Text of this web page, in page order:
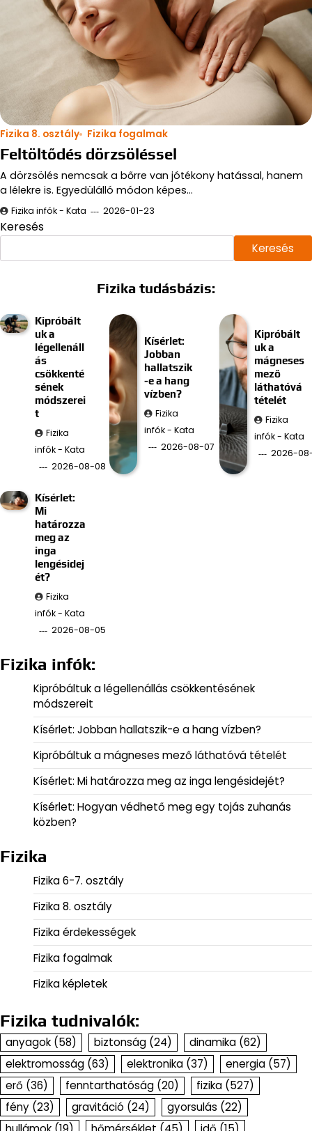
Fizika 8. osztály Fizika fogalmak
Feltöltődés dörzsöléssel
A dörzsölés nemcsak a bőrre van jótékony hatással, hanem
a lélekre is. Egyedülálló módon képes…
Fizika infók - Kata 2026-01-23
Keresés
Keresés
Fizika tudásbázis:
Kipróbált
uk a
légellenáll
ás
csökkenté
sének
módszerei
t
Fizika
infók - Kata
2026-08-08
Kísérlet:
Jobban
hallatszik
-e a hang
vízben?
Fizika
infók - Kata
2026-08-07
Kipróbált
uk a
mágneses
mező
láthatóvá
tételét
Fizika
infók - Kata
2026-
Kísérlet:
Mi
határozza
meg az
inga
lengésidej
ét?
Fizika
infók - Kata
2026-08-05
Fizika infók:
Kipróbáltuk a légellenállás csökkentésének
módszereit
Kísérlet: Jobban hallatszik-e a hang vízben?
Kipróbáltuk a mágneses mező láthatóvá tételét
Kísérlet: Mi határozza meg az inga lengésidejét?
Kísérlet: Hogyan védhető meg egy tojás zuhanás
közben?
Fizika
Fizika 6-7. osztály
Fizika 8. osztály
Fizika érdekességek
Fizika fogalmak
Fizika képletek
Fizika tudnivalók:
anyagok (58) biztonság (24) dinamika (62)
elektromosság (63) elektronika (37) energia (57)
erő (36) fenntarthatóság (20) fizika (527)
fény (23) gravitáció (24) gyorsulás (22)